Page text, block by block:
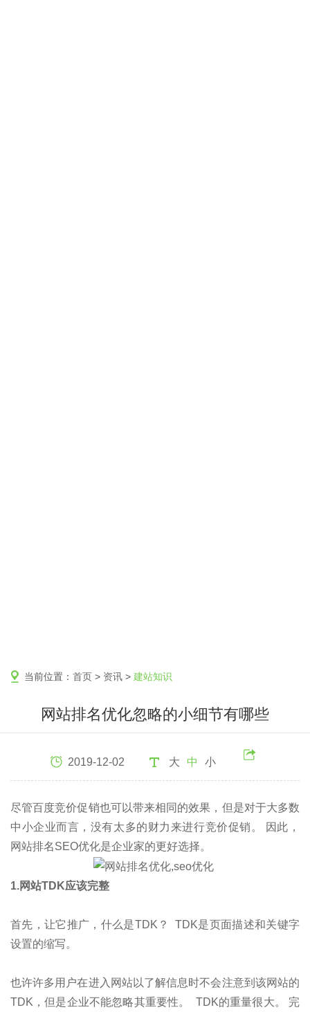
当前位置： 首页 > 资讯 > 建站知识
网站排名优化忽略的小细节有哪些
2019-12-02 大 中 小
尽管百度竞价促销也可以带来相同的效果，但是对于大多数
中小企业而言，没有太多的财力来进行竞价促销。 因此，
网站排名SEO优化是企业家的更好选择。
1.网站TDK应该完整
首先，让它推广，什么是TDK？ TDK是页面描述和关键字
设置的缩写。
也许许多用户在进入网站以了解信息时不会注意到该网站的
TDK，但是企业不能忽略其重要性。 TDK的重量很大。 完